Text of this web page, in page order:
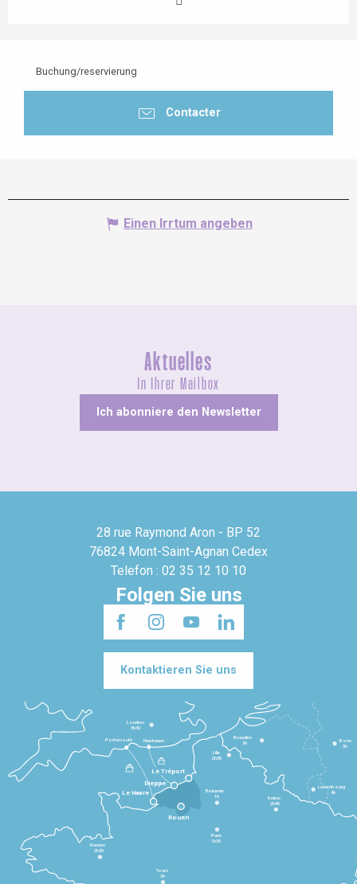
Buchung/reservierung
Contacter
Einen Irrtum angeben
Aktuelles
In Ihrer Mailbox
Ich abonniere den Newsletter
28 rue Raymond Aron - BP 52
76824 Mont-Saint-Agnan Cedex
Telefon : 02 35 12 10 10
Folgen Sie uns
Kontaktieren Sie uns
Le Havre
Dieppe
Le Tréport
Rennes
2h30
Tours
3h
Paris
1h30
Beauvais
1h
Reims
2h45
Lille
2h30
Bruxelles
3h
Londres
3h30
Newhaven
Portsmouth
Bonn
5h
Luxembourg
4h
Rouen